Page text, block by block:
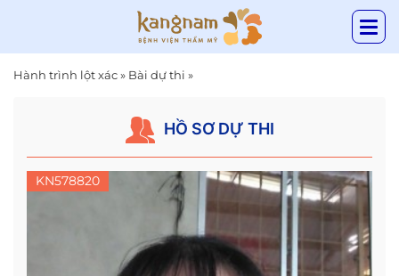
Hành trình lột xác» Bài dự thi »
HỒ SƠ DỰ THI
KN578820